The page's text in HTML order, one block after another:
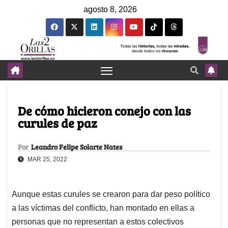
agosto 8, 2026
De cómo hicieron conejo con las
curules de paz
Por Leandro Felipe Solarte Nates
MAR 25, 2022
Aunque estas curules se crearon para dar peso político
a las víctimas del conflicto, han montado en ellas a
personas que no representan a estos colectivos